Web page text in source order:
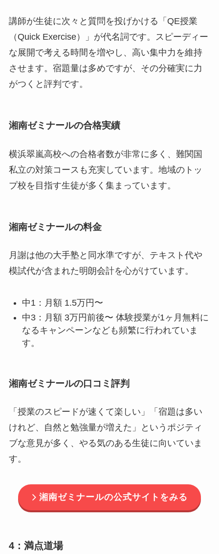
講師が生徒に次々と質問を投げかける「QE授業
（Quick Exercise）」が代名詞です。スピーディー
な展開で考える時間を増やし、高い集中力を維持
させます。宿題量は多めですが、その分確実に力
がつくと評判です。
湘南ゼミナールの合格実績
横浜翠嵐高校への合格者数が非常に多く、難関国
私立の対策コースも充実しています。地域のトッ
プ校を目指す生徒が多く集まっています。
湘南ゼミナールの料金
月謝は他の大手塾と同水準ですが、テキスト代や
模試代が含まれた明朗会計を心がけています。
中1：月額 1.5万円〜
中3：月額 3万円前後〜 体験授業が1ヶ月無料に
なるキャンペーンなども頻繁に行われていま
す。
湘南ゼミナールの口コミ評判
「授業のスピードが速くて楽しい」「宿題は多い
けれど、自然と勉強量が増えた」というポジティ
ブな意見が多く、やる気のある生徒に向いていま
す。
湘南ゼミナールの公式サイトをみる
4：満点道場